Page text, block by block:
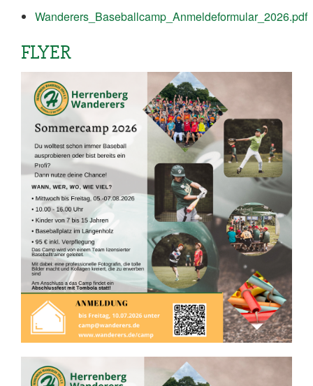
Wanderers_Baseballcamp_Anmeldeformular_2026.pdf
FLYER